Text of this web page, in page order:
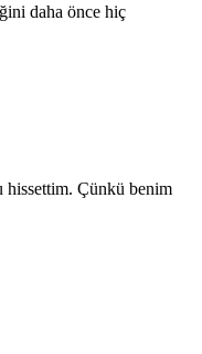
daha önce hiç
hissettim. Çünkü benim